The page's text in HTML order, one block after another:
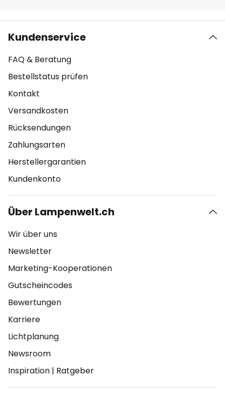
Kundenservice
FAQ & Beratung
Bestellstatus prüfen
Kontakt
Versandkosten
Rücksendungen
Zahlungsarten
Herstellergarantien
Kundenkonto
Über Lampenwelt.ch
Wir über uns
Newsletter
Marketing-Kooperationen
Gutscheincodes
Bewertungen
Karriere
Lichtplanung
Newsroom
Inspiration | Ratgeber